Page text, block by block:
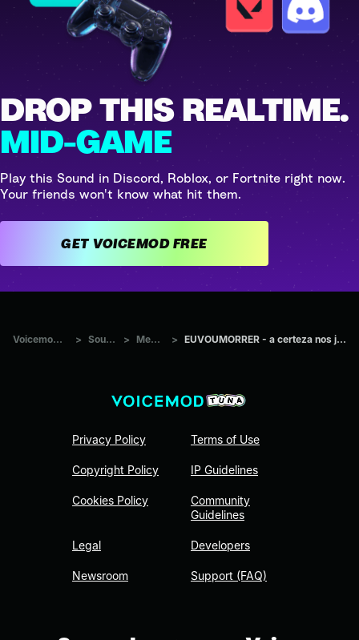
DROP THIS REALTIME.
MID-GAME
Play this Sound in Discord, Roblox, or Fortnite right now.
Your friends won't know what hit them.
GET VOICEMOD FREE
Voicemod Tuna > Sounds > Memes > EUVOUMORRER - a certeza nos jogos kkk
Privacy Policy
Copyright Policy
Cookies Policy
Legal
Newsroom
Terms of Use
IP Guidelines
Community
Guidelines
Developers
Support (FAQ)